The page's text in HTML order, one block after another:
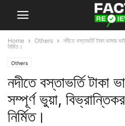
Home Others
নদীতে বস্তাভর্তি টাকা ভাসার
নির্মিত।
Others
নদীতে বস্তাভর্তি টাকা
সম্পূর্ণ ভুয়া,
নির্মিত।